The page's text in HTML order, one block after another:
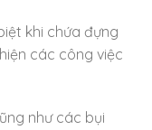
khi chứa đựng
các công việc
như các bụi